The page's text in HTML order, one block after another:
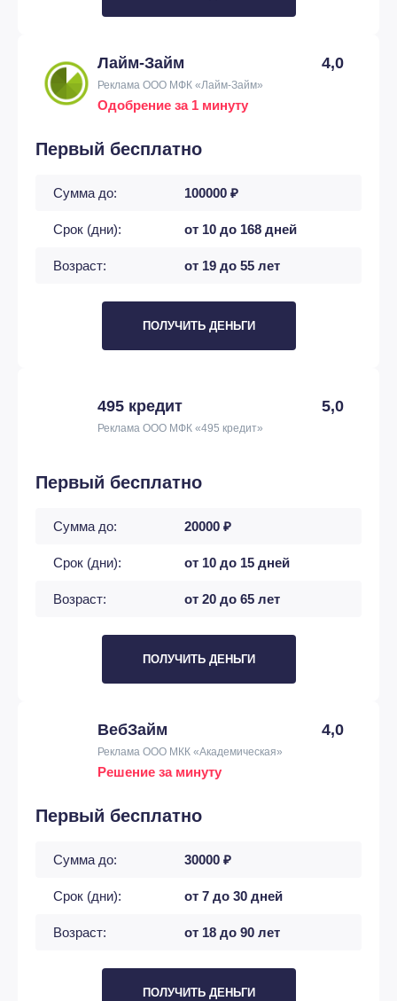
Лайм-Займ 4,0
Реклама ООО МФК «Лайм-Займ»
Одобрение за 1 минуту
Первый бесплатно
Сумма до: 100000 ₽
Срок (дни): от 10 до 168 дней
Возраст: от 19 до 55 лет
ПОЛУЧИТЬ ДЕНЬГИ
495 кредит 5,0
Реклама ООО МФК «495 кредит»
Первый бесплатно
Сумма до: 20000 ₽
Срок (дни): от 10 до 15 дней
Возраст: от 20 до 65 лет
ПОЛУЧИТЬ ДЕНЬГИ
ВебЗайм 4,0
Реклама ООО МКК «Академическая»
Решение за минуту
Первый бесплатно
Сумма до: 30000 ₽
Срок (дни): от 7 до 30 дней
Возраст: от 18 до 90 лет
ПОЛУЧИТЬ ДЕНЬГИ